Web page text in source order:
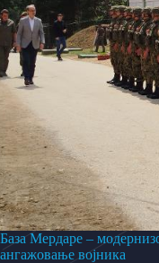
База Мердаре –
ангажовање војника